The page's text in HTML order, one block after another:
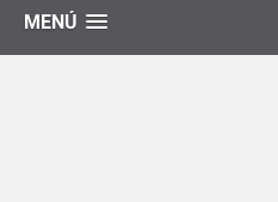
MENÚ